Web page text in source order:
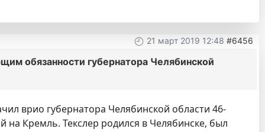
21 март 2019 12:48 #6456
обязанности губернатора Челябинской
врио губернатора Челябинской области 46-
Кремль. Текслер родился в Челябинске, был